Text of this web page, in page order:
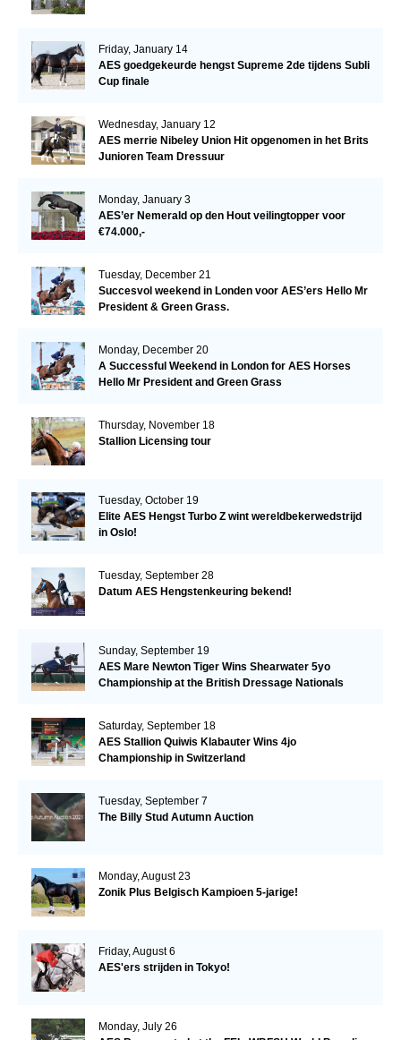
Friday, January 14
AES goedgekeurde hengst Supreme 2de tijdens Subli
Cup finale
Wednesday, January 12
AES merrie Nibeley Union Hit opgenomen in het Brits
Junioren Team Dressuur
Monday, January 3
AES’er Nemerald op den Hout veilingtopper voor
€74.000,-
Tuesday, December 21
Succesvol weekend in Londen voor AES’ers Hello Mr
President & Green Grass.
Monday, December 20
A Successful Weekend in London for AES Horses
Hello Mr President and Green Grass
Thursday, November 18
Stallion Licensing tour
Tuesday, October 19
Elite AES Hengst Turbo Z wint wereldbekerwedstrijd
in Oslo!
Tuesday, September 28
Datum AES Hengstenkeuring bekend!
Sunday, September 19
AES Mare Newton Tiger Wins Shearwater 5yo
Championship at the British Dressage Nationals
Saturday, September 18
AES Stallion Quiwis Klabauter Wins 4jo
Championship in Switzerland
Tuesday, September 7
The Billy Stud Autumn Auction
Monday, August 23
Zonik Plus Belgisch Kampioen 5-jarige!
Friday, August 6
AES'ers strijden in Tokyo!
Monday, July 26